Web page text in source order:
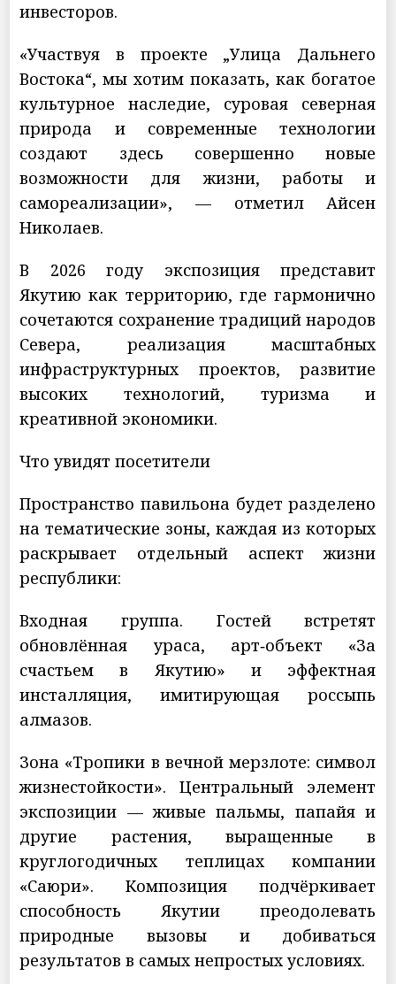
инвесторов.
«Участвуя в проекте „Улица Дальнего
Востока“, мы хотим показать, как богатое
культурное наследие, суровая северная
природа и современные технологии
создают здесь совершенно новые
возможности для жизни, работы и
самореализации», — отметил Айсен
Николаев.
В 2026 году экспозиция представит
Якутию как территорию, где гармонично
сочетаются сохранение традиций народов
Севера, реализация масштабных
инфраструктурных проектов, развитие
высоких технологий, туризма и
креативной экономики.
Что увидят посетители
Пространство павильона будет разделено
на тематические зоны, каждая из которых
раскрывает отдельный аспект жизни
республики:
Входная группа. Гостей встретят
обновлённая ураса, арт‑объект «За
счастьем в Якутию» и эффектная
инсталляция, имитирующая россыпь
алмазов.
Зона «Тропики в вечной мерзлоте: символ
жизнестойкости». Центральный элемент
экспозиции — живые пальмы, папайя и
другие растения, выращенные в
круглогодичных теплицах компании
«Саюри». Композиция подчёркивает
способность Якутии преодолевать
природные вызовы и добиваться
результатов в самых непростых условиях.